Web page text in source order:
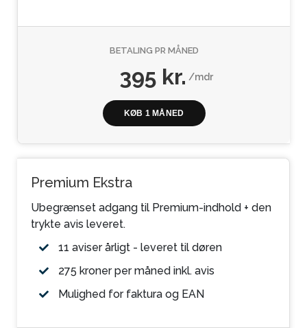
BETALING PR MÅNED
395 kr./mdr
KØB 1 MÅNED
Premium Ekstra
Ubegrænset adgang til Premium-indhold + den
trykte avis leveret.
11 aviser årligt - leveret til døren
275 kroner per måned inkl. avis
Mulighed for faktura og EAN